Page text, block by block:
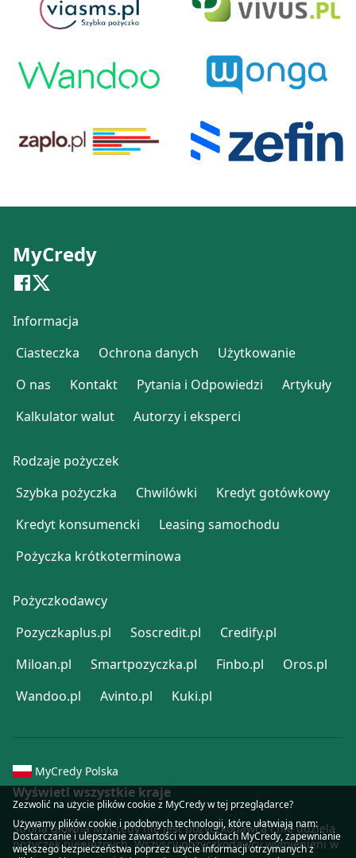
MyCredy
Informacja
Ciasteczka
Ochrona danych
Użytkowanie
O nas
Kontakt Pytania i Odpowiedzi
Artykuły
Kalkulator walut
Autorzy i eksperci
Rodzaje pożyczek
Szybka pożyczka
Chwilówki
Kredyt gotówkowy
Kredyt konsumencki
Leasing samochodu
Pożyczka krótkoterminowa
Pożyczkodawcy
Pozyczkaplus.pl
Soscredit.pl
Credify.pl
Miloan.pl
Smartpozyczka.pl Finbo.pl
Oros.pl
Wandoo.pl
Avinto.pl Kuki.pl
MyCredy Polska
Wyświetl wszystkie kraje
Strona główna MyCredy nie jest pożyczkodawcą i nie udziela
pożyczek pieniężnych. Wszyscy pożyczkodawcy wymienieni w
Zezwolić na użycie plików cookie z MyCredy w tej przeglądarce?
Używamy plikówcookiei podobnych technologii, które ułatwiają nam:
Dostarczanie i ulepszanie zawartości w produktach MyCredy, zapewnianie
większego bezpieczeństwa poprzez użycie informacji otrzymanych z